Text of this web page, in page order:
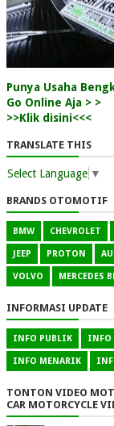
Punya Usaha
Go Online Aja > >
>>Klik disini<<<
TRANSLATE THIS
Select Language ▼
BRANDS OTOMOTIF
BMW CHEVROLET
JEEP PROTON
VOLVO MERCEDES
INFORMASI UPDATE
INFO PUBLIK INFO
INFO MENARIK
TONTON VIDEO
CAR MOTORCYCLE